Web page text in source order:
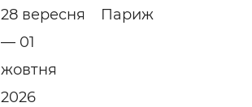
28 вересня
— 01
жовтня
2026
Париж